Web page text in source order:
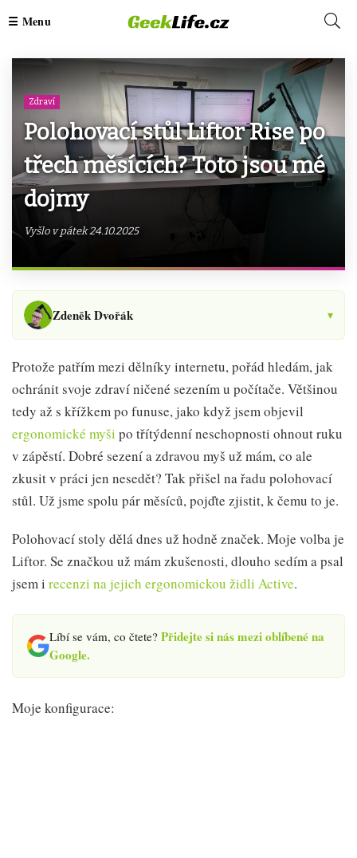
Zdraví
Polohovací stůl Liftor Rise po
třech měsících? Toto jsou mé
dojmy
Vyšlo v pátek 24.10.2025
Zdeněk Dvořák ▾
Protože patřím mezi dělníky internetu, pořád hledám, jak
ochránit svoje zdraví ničené sezením u počítače. Většinou
tedy až s křížkem po funuse, jako když jsem objevil
ergonomické myši po třítýdenní neschopnosti ohnout ruku
v zápěstí. Dobré sezení a zdravou myš už mám, co ale
zkusit v práci jen nesedět? Tak přišel na řadu polohovací
stůl. Už jsme spolu pár měsíců, pojďte zjistit, k čemu to je.
Polohovací stoly dělá dnes už hodně značek. Moje volba je
Liftor. Se značkou už mám zkušenosti, dlouho sedím a psal
jsem i recenzi na jejich ergonomickou židli Active.
Líbí se vám, co čtete? Přidejte si nás mezi oblíbené na
Google.
Moje konfigurace: